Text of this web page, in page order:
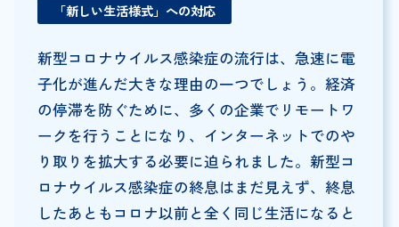
「新しい生活様式」への対応
新型コロナウイルス感染症の流行は、急速に電
子化が進んだ大きな理由の一つでしょう。経済
の停滞を防ぐために、多くの企業でリモートワ
ークを行うことになり、インターネットでのや
り取りを拡大する必要に迫られました。新型コ
ロナウイルス感染症の終息はまだ見えず、終息
したあともコロナ以前と全く同じ生活になると